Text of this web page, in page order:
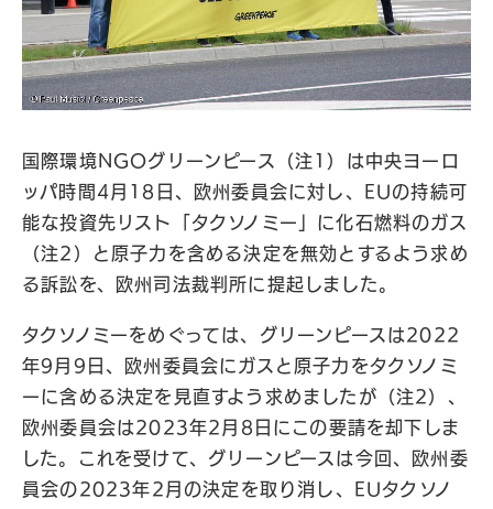
国際環境NGOグリーンピース（注1）は中央ヨーロ
ッパ時間4月18日、欧州委員会に対し、EUの持続可
能な投資先リスト「タクソノミー」に化石燃料のガス
（注2）と原子力を含める決定を無効とするよう求め
る訴訟を、欧州司法裁判所に提起しました。
タクソノミーをめぐっては、グリーンピースは2022
年9月9日、欧州委員会にガスと原子力をタクソノミ
ーに含める決定を見直すよう求めましたが（注2）、
欧州委員会は2023年2月8日にこの要請を却下しま
した。これを受けて、グリーンピースは今回、欧州委
員会の2023年2月の決定を取り消し、EUタクソノ